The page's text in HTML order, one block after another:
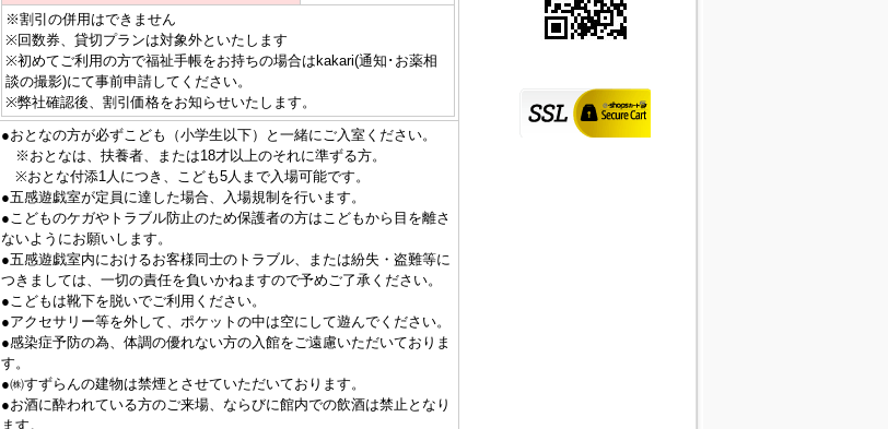
※割引の併用はできません
※回数券、貸切プランは対象外といたします
※初めてご利用の方で福祉手帳をお持ちの場合はkakari(通知･お薬相
談の撮影)にて事前申請してください。
※弊社確認後、割引価格をお知らせいたします。
●おとなの方が必ずこども（小学生以下）と一緒にご入室ください。
※おとなは、扶養者、または18才以上のそれに準ずる方。
※おとな付添1人につき、こども5人まで入場可能です。
●五感遊戯室が定員に達した場合、入場規制を行います。
●こどものケガやトラブル防止のため保護者の方はこどもから目を離さ
ないようにお願いします。
●五感遊戯室内におけるお客様同士のトラブル、または紛失・盗難等に
つきましては、一切の責任を負いかねますので予めご了承ください。
●こどもは靴下を脱いでご利用ください。
●アクセサリー等を外して、ポケットの中は空にして遊んでください。
●感染症予防の為、体調の優れない方の入館をご遠慮いただいておりま
す。
●㈱すずらんの建物は禁煙とさせていただいております。
●お酒に酔われている方のご来場、ならびに館内での飲酒は禁止となり
ます。